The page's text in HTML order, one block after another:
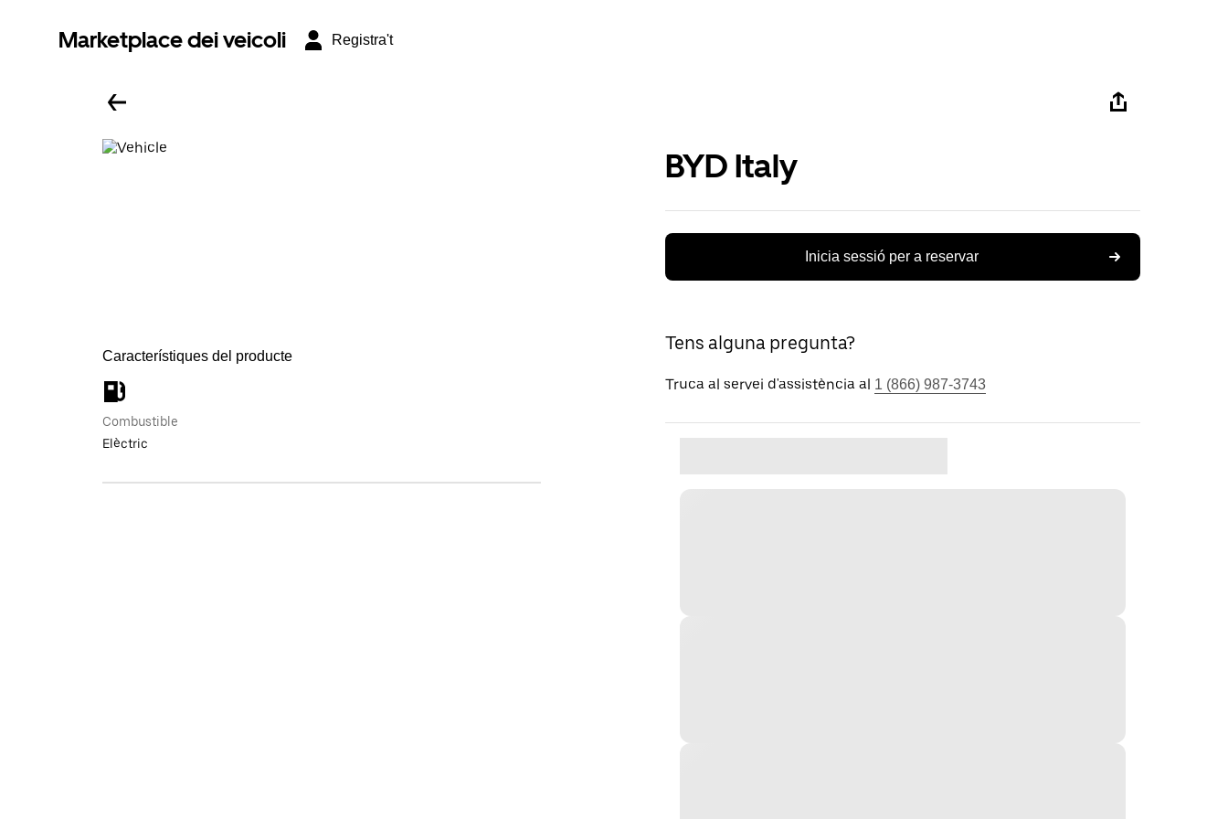
Marketplace dei veicoli Registra't
Característiques del producte
Combustible
Elèctric
BYD Italy
Inicia sessió per a reservar
Tens alguna pregunta?
Truca al servei d'assistència al 1 (866) 987-3743